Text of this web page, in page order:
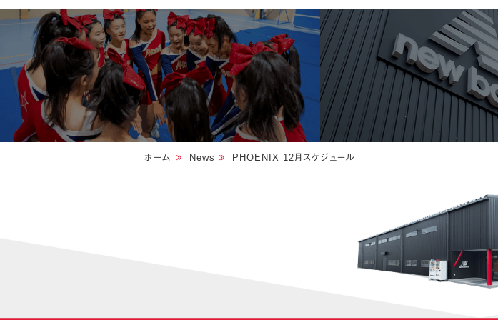
ホーム News PHOENIX 12月スケジュール